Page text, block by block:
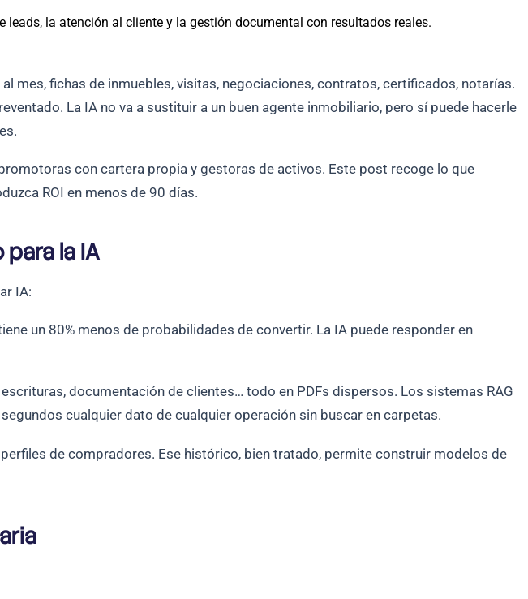
la atención al cliente y la gestión documental con resultados reales.
mes, fichas de inmuebles, visitas, negociaciones, contratos, certificados, notarías.
La IA no va a sustituir a un buen agente inmobiliario, pero sí puede hacerle
con cartera propia y gestoras de activos. Este post recoge lo que
ROI en menos de 90 días.
la IA
IA:
un 80% menos de probabilidades de convertir. La IA puede responder en
documentación de clientes… todo en PDFs dispersos. Los sistemas RAG
cualquier dato de cualquier operación sin buscar en carpetas.
de compradores. Ese histórico, bien tratado, permite construir modelos de